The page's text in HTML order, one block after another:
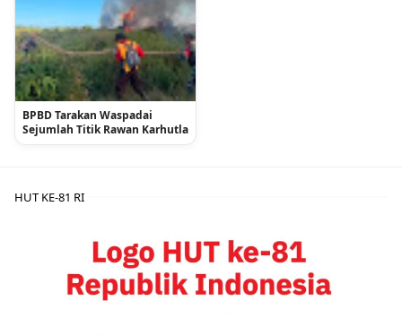
BPBD Tarakan Waspadai
Sejumlah Titik Rawan Karhutla
HUT KE-81 RI